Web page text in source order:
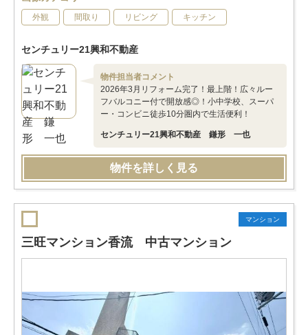
外観 間取り リビング キッチン
センチュリー21興和不動産
物件担当者コメント
2026年3月リフォーム完了！最上階！広々ルー
フバルコニー付で開放感◎！小中学校、スーパ
ー・コンビニ徒歩10分圏内で生活便利！
センチュリー21興和不動産 鎌形 一也
物件を詳しく見る
マンション
三旺マンション香流 中古マンション